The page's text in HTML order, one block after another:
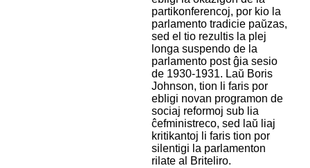
partikonferencoj, por kio la
parlamento tradicie paŭzas,
sed el tio rezultis la plej
longa suspendo de la
parlamento post ĝia sesio
de 1930-1931. Laŭ Boris
Johnson, tion li faris por
ebligi novan programon de
sociaj reformoj sub lia
ĉefministreco, sed laŭ liaj
kritikantoj li faris tion por
silentigi la parlamenton
rilate al Briteliro.